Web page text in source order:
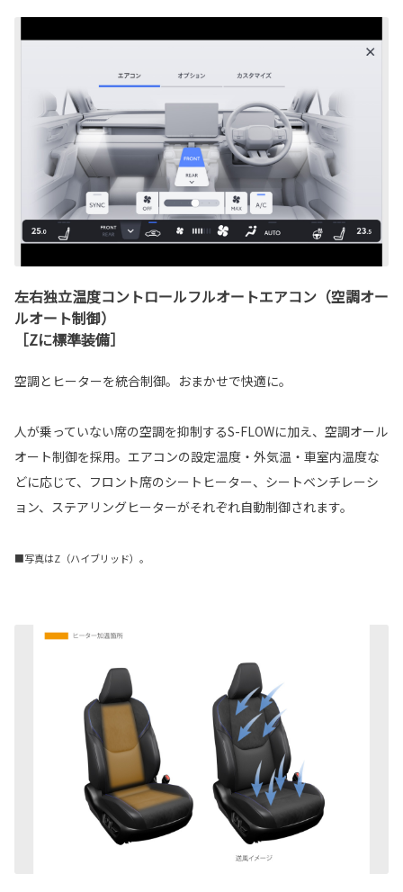
左右独立温度コントロールフルオートエアコン（空調オー
ルオート制御）
［Zに標準装備］
空調とヒーターを統合制御。おまかせで快適に。
人が乗っていない席の空調を抑制するS-FLOWに加え、空調オール
オート制御を採用。エアコンの設定温度・外気温・車室内温度な
どに応じて、フロント席のシートヒーター、シートベンチレーシ
ョン、ステアリングヒーターがそれぞれ自動制御されます。
■写真はZ（ハイブリッド）。